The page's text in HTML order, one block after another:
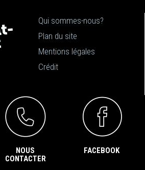
Qui sommes-nous?
Plan du site
Mentions légales
Crédit
NOUS
CONTACTER
FACEBOOK